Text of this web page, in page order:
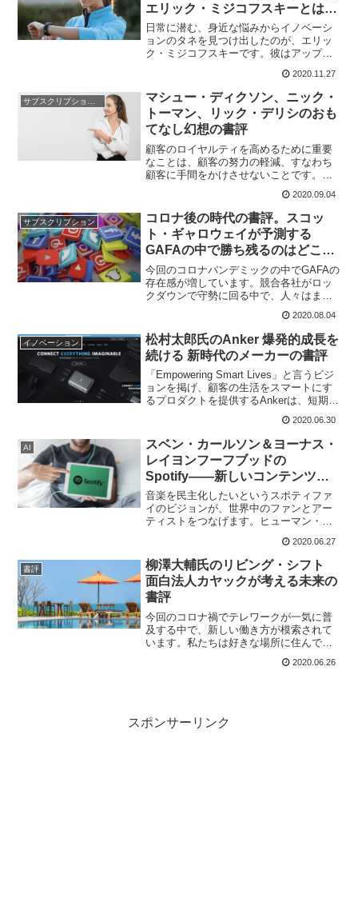
エリック・ミジコフスキーとは誰
か？
日常に潜む、身近な悩みからイノベーシ
ョンのタネを見つけ出したのが、エリッ
ク・ミジコフスキーです。彼はアップル
チを開発した事業家として有名です。ア
イデアを考えるだけでなく、それを形に
し、実現させることが成功の秘訣です。
2020.11.27
マシュー・ディクソン、ニック・
トーマン、リック・デリシのおも
てなし幻想の書評
顧客のロイヤルティを高めるために重要
なことは、顧客の努力の軽減、すなわち
顧客に手間をかけさせないことです。企
れる作業量を減らし、喜びを与えるサー
ビスではなくより手間のかからないサー
ビスに注力すべきです。
2020.09.04
サブスクリプション
コロナ後の時代の書評。スコッ
ト・ギャロウェイが予測する
GAFAの中で勝ち残るのはどこ
か？
今回のコロナパンデミックの中でGAFAの
存在感が増しています。競合各社がロッ
クダウンで守勢に回る中で、人々はます
たのです。今後GAFAはお互いの領域を侵
食し合いますが、ギャロウェイはアマゾ
ンが勝者になる可能性が高いと言いま
す。
2020.08.04
イノベーション
松村太郎氏のAnker 爆発的成長を
続ける 新時代のメーカーの書評
「Empowering Smart Lives」と言うビジ
ョンを掲げ、顧客の生活をスマートにす
るプロダクトを提供するAnkerは、短期間
で多くのファンを獲得することに成功し
ます。顧客と徹底的に対話し、そこから
イノベーションを起こすことが彼らの強
みとなり、Ankerのビジネス領域が広がっ
ているのです。
2020.06.30
AI
スベン・カールソン＆ヨーナス・
レイヨンフーフブッドの
Spotify――新しいコンテンツ王
国の誕生の書評
音楽を民主化したいというスポティファ
イのビジョンが、世界中のファンとアー
ティストをつなげます。ヒューマン・エ
り、スポティファイはデジタル音楽業界
で世界最大の流行を作り出すアプリとな
っています。
2020.06.27
書評
柳澤大輔氏のリビング・シフト
面白法人カヤックが考える未来の
書評
今回のコロナ禍でテレワークが一気に普
及する中で、新しい働き方が模索されて
います。私たちは好きな場所に住んで、
ビング・シフト(住み方の変化)」によっ
2020.06.26
スポンサーリンク